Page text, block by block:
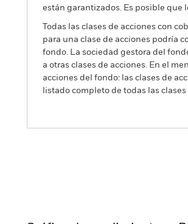
están garantizados. Es posible
Todas las clases de acciones con
para una clase de acciones podría
fondo. La sociedad gestora del
a otras clases de acciones. En el
acciones del fondo: las clases de
listado completo de todas las